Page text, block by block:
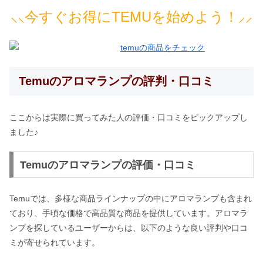
⸜⸜今すぐお得にTEMUを始めよう！⸝⸝
Temuのアロマランプの評判・口コミ
ここからは実際に買ってみた人の評価・口コミをピックアップし
ました♪
Temuのアロマランプの評価・口コミ
Temuでは、多様な商品ラインナップの中にアロマランプも含まれ
ており、手頃な価格で高品質な商品を提供しています。アロマラ
ンプを探しているユーザーからは、以下のような良い評判や口コ
ミが寄せられています。